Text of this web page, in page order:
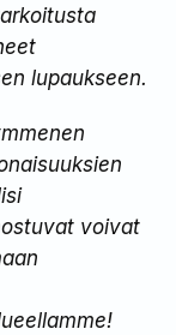
lupaukseen.​
voivat